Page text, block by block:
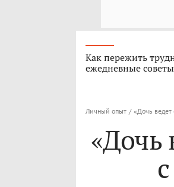
Как пережить
ежедневные
Личный опыт / «Дочь ведет
«Дочь